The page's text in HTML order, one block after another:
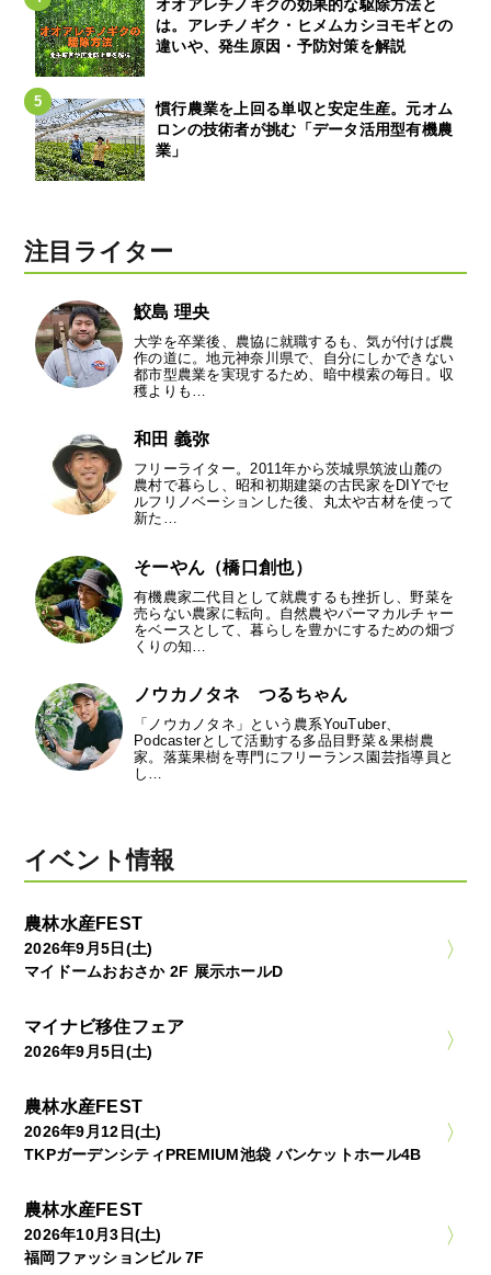
オオアレチノギクの効果的な駆除方法と
は。アレチノギク・ヒメムカシヨモギとの
違いや、発生原因・予防対策を解説
慣行農業を上回る単収と安定生産。元オム
ロンの技術者が挑む「データ活用型有機農
業」
注目ライター
鮫島 理央
大学を卒業後、農協に就職するも、気が付けば農
作の道に。地元神奈川県で、自分にしかできない
都市型農業を実現するため、暗中模索の毎日。収
穫よりも…
和田 義弥
フリーライター。2011年から茨城県筑波山麓の
農村で暮らし、昭和初期建築の古民家をDIYでセ
ルフリノベーションした後、丸太や古材を使って
新た…
そーやん（橋口創也）
有機農家二代目として就農するも挫折し、野菜を
売らない農家に転向。自然農やパーマカルチャー
をベースとして、暮らしを豊かにするための畑づ
くりの知…
ノウカノタネ つるちゃん
「ノウカノタネ」という農系YouTuber、
Podcasterとして活動する多品目野菜＆果樹農
家。落葉果樹を専門にフリーランス園芸指導員と
し…
イベント情報
農林水産FEST
2026年9月5日(土)
マイドームおおさか 2F 展示ホールD
マイナビ移住フェア
2026年9月5日(土)
農林水産FEST
2026年9月12日(土)
TKPガーデンシティPREMIUM池袋 バンケットホール4B
農林水産FEST
2026年10月3日(土)
福岡ファッションビル 7F